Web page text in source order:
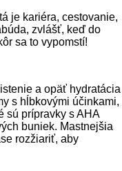
je kariéra, cestovanie,
zvlášť, keď do
sa to vypomstí!
a opäť hydratácia
s hĺbkovými účinkami,
sú prípravky s AHA
buniek. Mastnejšia
rozžiariť, aby